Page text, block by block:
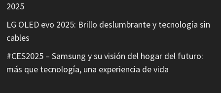
2025
LG OLED evo 2025: Brillo deslumbrante y tecnología sin
cables
#CES2025 – Samsung y su visión del hogar del futuro:
más que tecnología, una experiencia de vida